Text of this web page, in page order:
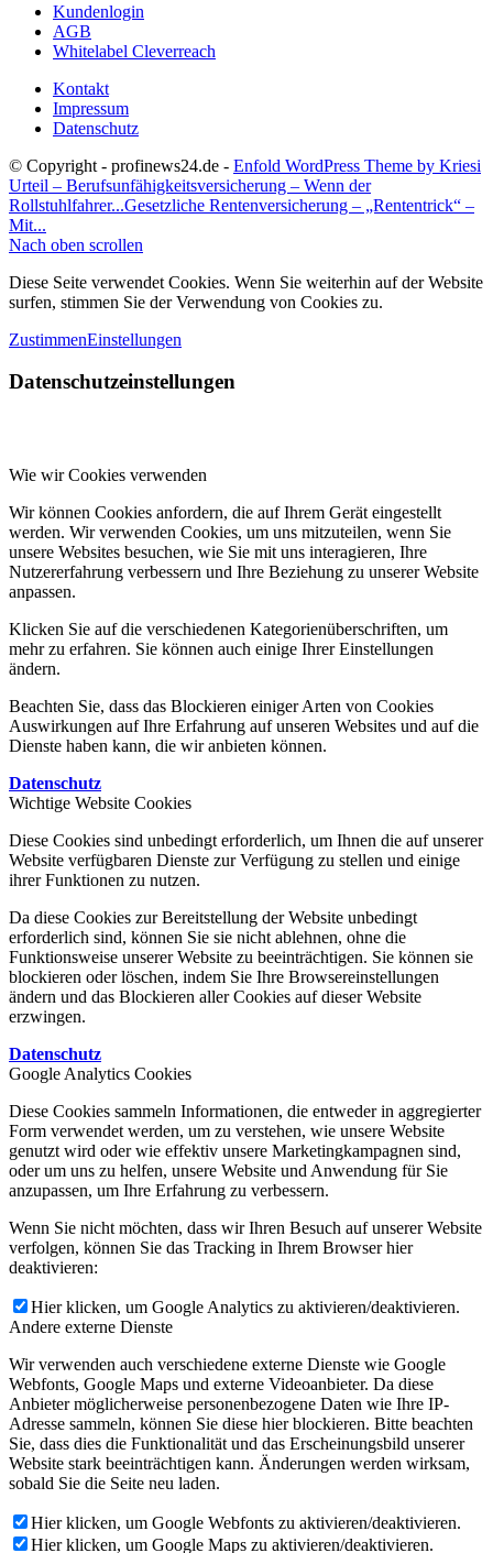
Kundenlogin
AGB
Whitelabel Cleverreach
Kontakt
Impressum
Datenschutz
© Copyright - profinews24.de - Enfold WordPress Theme by Kriesi
Urteil – Berufsunfähigkeitsversicherung – Wenn der
Rollstuhlfahrer...Gesetzliche Rentenversicherung – „Rententrick“ –
Mit...
Nach oben scrollen
Diese Seite verwendet Cookies. Wenn Sie weiterhin auf der Website
surfen, stimmen Sie der Verwendung von Cookies zu.
ZustimmenEinstellungen
Datenschutzeinstellungen
Wie wir Cookies verwenden
Wir können Cookies anfordern, die auf Ihrem Gerät eingestellt
werden. Wir verwenden Cookies, um uns mitzuteilen, wenn Sie
unsere Websites besuchen, wie Sie mit uns interagieren, Ihre
Nutzererfahrung verbessern und Ihre Beziehung zu unserer Website
anpassen.
Klicken Sie auf die verschiedenen Kategorienüberschriften, um
mehr zu erfahren. Sie können auch einige Ihrer Einstellungen
ändern.
Beachten Sie, dass das Blockieren einiger Arten von Cookies
Auswirkungen auf Ihre Erfahrung auf unseren Websites und auf die
Dienste haben kann, die wir anbieten können.
Datenschutz
Wichtige Website Cookies
Diese Cookies sind unbedingt erforderlich, um Ihnen die auf unserer
Website verfügbaren Dienste zur Verfügung zu stellen und einige
ihrer Funktionen zu nutzen.
Da diese Cookies zur Bereitstellung der Website unbedingt
erforderlich sind, können Sie sie nicht ablehnen, ohne die
Funktionsweise unserer Website zu beeinträchtigen. Sie können sie
blockieren oder löschen, indem Sie Ihre Browsereinstellungen
ändern und das Blockieren aller Cookies auf dieser Website
erzwingen.
Datenschutz
Google Analytics Cookies
Diese Cookies sammeln Informationen, die entweder in aggregierter
Form verwendet werden, um zu verstehen, wie unsere Website
genutzt wird oder wie effektiv unsere Marketingkampagnen sind,
oder um uns zu helfen, unsere Website und Anwendung für Sie
anzupassen, um Ihre Erfahrung zu verbessern.
Wenn Sie nicht möchten, dass wir Ihren Besuch auf unserer Website
verfolgen, können Sie das Tracking in Ihrem Browser hier
deaktivieren:
Hier klicken, um Google Analytics zu aktivieren/deaktivieren.
Andere externe Dienste
Wir verwenden auch verschiedene externe Dienste wie Google
Webfonts, Google Maps und externe Videoanbieter. Da diese
Anbieter möglicherweise personenbezogene Daten wie Ihre IP-
Adresse sammeln, können Sie diese hier blockieren. Bitte beachten
Sie, dass dies die Funktionalität und das Erscheinungsbild unserer
Website stark beeinträchtigen kann. Änderungen werden wirksam,
sobald Sie die Seite neu laden.
Hier klicken, um Google Webfonts zu aktivieren/deaktivieren.
Hier klicken, um Google Maps zu aktivieren/deaktivieren.